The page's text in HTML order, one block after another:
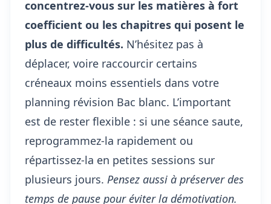
concentrez-vous sur les matières à fort
coefficient ou les chapitres qui posent le
plus de difficultés. N’hésitez pas à
déplacer, voire raccourcir certains
créneaux moins essentiels dans votre
planning révision Bac blanc. L’important
est de rester flexible : si une séance saute,
reprogrammez-la rapidement ou
répartissez-la en petites sessions sur
plusieurs jours. Pensez aussi à préserver des
temps de pause pour éviter la démotivation.